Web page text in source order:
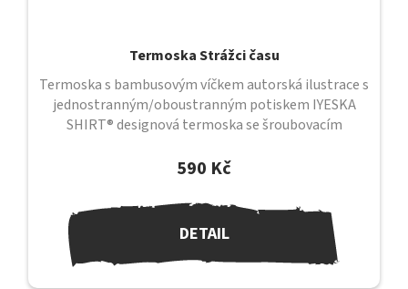
Termoska Strážci času
590 Kč
DETAIL
Termoska s bambusovým víčkem autorská ilustrace s
jednostranným/oboustranným potiskem IYESKA
SHIRT® designová termoska se šroubovacím